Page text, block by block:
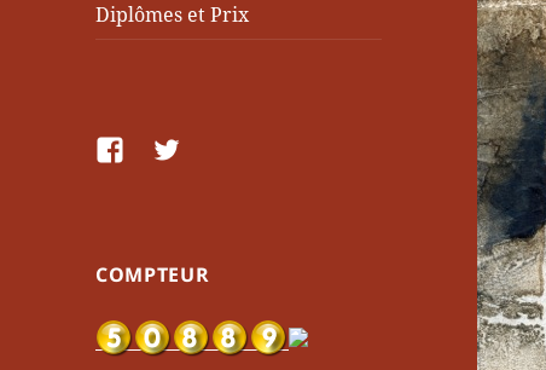
Diplômes et Prix
facebookTwitter
COMPTEUR